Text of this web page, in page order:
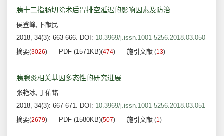
胰十二指肠切除术后胃排空延迟的影响因素及防治
侯登峰,
卜献民
2018, 34(3): 663-666. DOI: 10.3969/j.issn.1001-5256.2018.03.050
摘要(3026) PDF (1571KB)(474) 施引文献 (13)
胰腺炎相关基因多态性的研究进展
张艳冰, 丁佑铭
2018, 34(3): 667-671. DOI: 10.3969/j.issn.1001-5256.2018.03.051
摘要(2679) PDF (1580KB)(507) 施引文献 (1)